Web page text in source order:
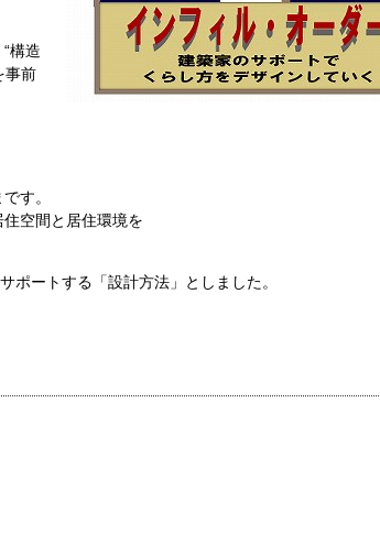
構造
事前
す。
空間と居住環境を
ポートする「設計方法」としました。